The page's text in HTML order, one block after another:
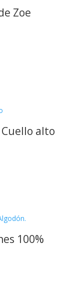
Zoe
alto
100%